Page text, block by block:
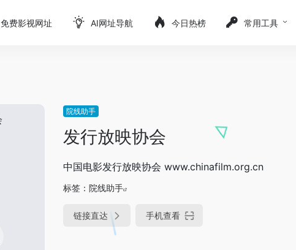
免费影视网址 AI网址导航 今日热榜 常用工具
院线助手
发行放映协会
中国电影发行放映协会 www.chinafilm.org.cn
标签： 院线助手
链接直达 手机查看